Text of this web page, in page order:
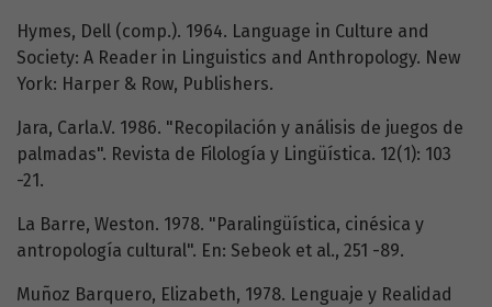
Hymes, Dell (comp.). 1964. Language in Culture and
Society: A Reader in Linguistics and Anthropology. New
York: Harper & Row, Publishers.
Jara, Carla.V. 1986. "Recopilación y análisis de juegos de
palmadas". Revista de Filología y Lingüística. 12(1): 103
-21.
La Barre, Weston. 1978. "Paralingüística, cinésica y
antropología cultural". En: Sebeok et al., 251 -89.
Muñoz Barquero, Elizabeth, 1978. Lenguaje y Realidad